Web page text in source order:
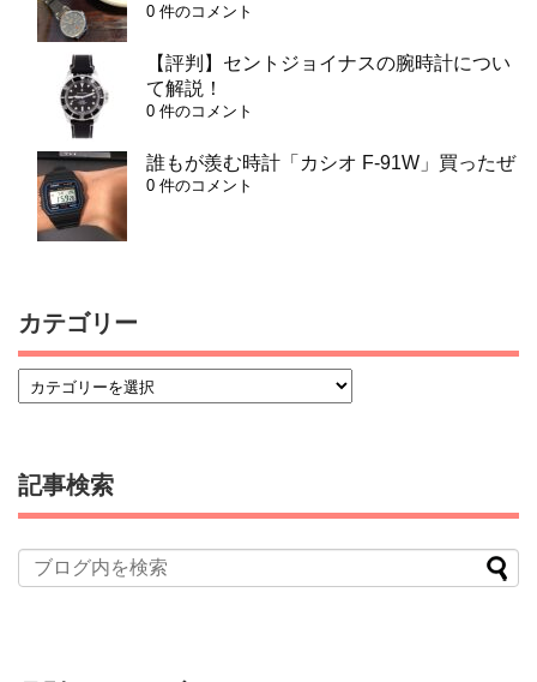
0 件のコメント
【評判】セントジョイナスの腕時計につい
て解説！
0 件のコメント
誰もが羨む時計「カシオ F-91W」買ったぜ
0 件のコメント
カテゴリー
記事検索